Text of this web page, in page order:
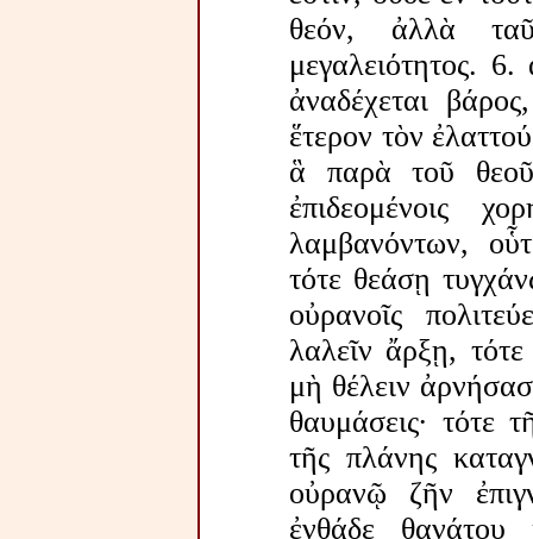
θεόν, ἀλλὰ
μεγαλειότητος.
ἀναδέχεται
ἕτερον τὸν
ἃ παρὰ τοῦ
ἐπιδεομένοις
λαμβανόντων,
τότε θεάσῃ
οὐρανοῖς
λαλεῖν ἄρξῃ,
μὴ θέλειν
θαυμάσεις· τότε
τῆς πλάνης
οὐρανῷ ζῆν
ἐνθάδε θανάτου